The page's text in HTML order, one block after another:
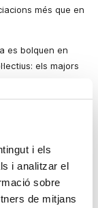
i els
i analitzar el
sobre
de mitjans
més que en
es bolquen en
els majors
víctimes
en la
amb un